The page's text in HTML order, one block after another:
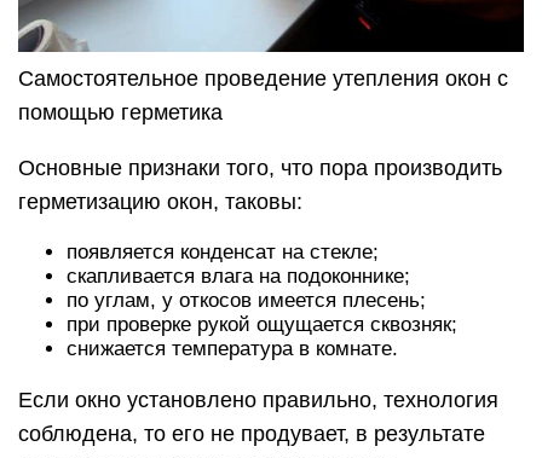
Самостоятельное проведение утепления окон с
помощью герметика
Основные признаки того, что пора производить
герметизацию окон, таковы:
появляется конденсат на стекле;
скапливается влага на подоконнике;
по углам, у откосов имеется плесень;
при проверке рукой ощущается сквозняк;
снижается температура в комнате.
Если окно установлено правильно, технология
соблюдена, то его не продувает, в результате